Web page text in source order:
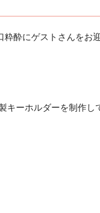
酔にゲストさんをお
ホルダーを制作し